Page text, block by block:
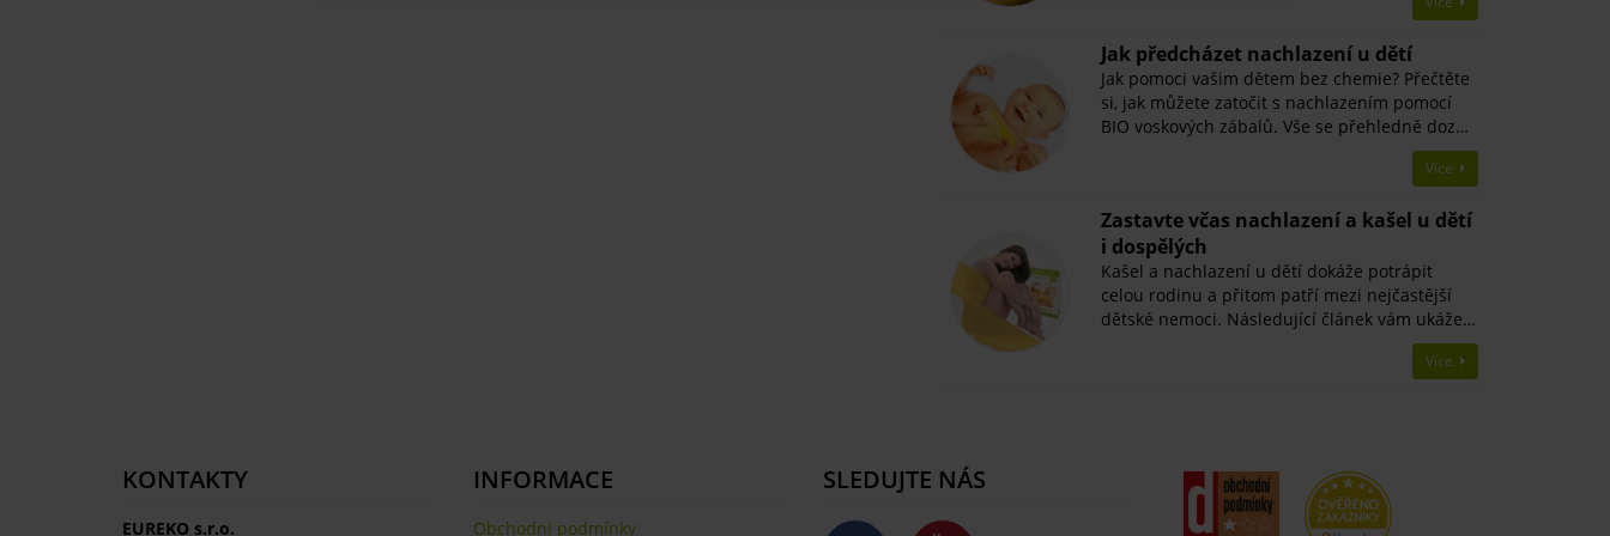
Jak předcházet nachlazení u dětí
Jak pomoci vašim dětem bez chemie? Přečtěte
si, jak můžete zatočit s nachlazením pomocí
BIO voskových zábalů. Vše se přehledně doz…
Více
Zastavte včas nachlazení a kašel u dětí
i dospělých
Kašel a nachlazení u dětí dokáže potrápit
celou rodinu a přitom patří mezi nejčastější
dětské nemoci. Následující článek vám ukáže…
Více
KONTAKTY
EUREKO s.r.o.
INFORMACE
Obchodní podmínky
SLEDUJTE NÁS